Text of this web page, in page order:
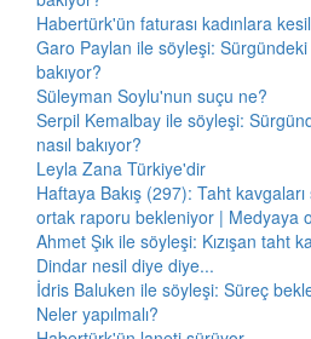
Habertürk'ün faturası kadınlara
Garo Paylan ile söyleşi:
bakıyor?
Süleyman Soylu'nun suçu ne?
Serpil Kemalbay ile söyleşi:
nasıl bakıyor?
Leyla Zana Türkiye'dir
Haftaya Bakış (297): Taht
ortak raporu bekleniyor | Medyaya
Ahmet Şık ile söyleşi: Kızışan taht
Dindar nesil diye diye...
İdris Baluken ile söyleşi: Süreç
Neler yapılmalı?